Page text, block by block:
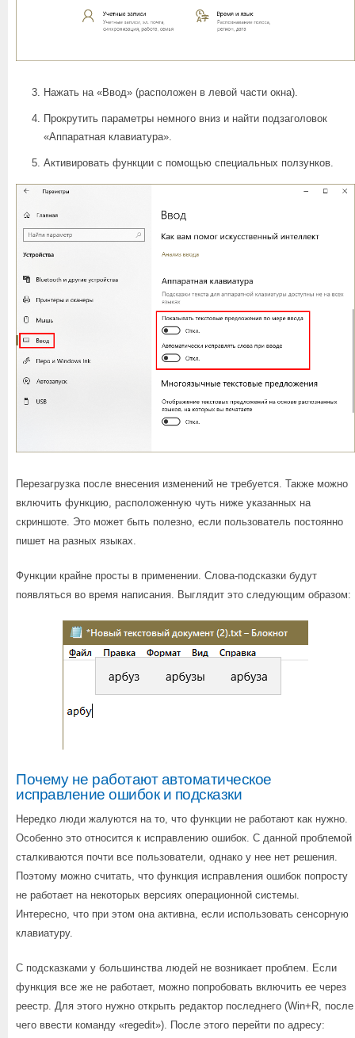
Нажать на «Ввод» (расположен в левой части окна).
Прокрутить параметры немного вниз и найти подзаголовок
«Аппаратная клавиатура».
Активировать функции с помощью специальных ползунков.
Перезагрузка после внесения изменений не требуется. Также можно
включить функцию, расположенную чуть ниже указанных на
скриншоте. Это может быть полезно, если пользователь постоянно
пишет на разных языках.
Функции крайне просты в применении. Слова-подсказки будут
появляться во время написания. Выглядит это следующим образом:
Почему не работают автоматическое
исправление ошибок и подсказки
Нередко люди жалуются на то, что функции не работают как нужно.
Особенно это относится к исправлению ошибок. С данной проблемой
сталкиваются почти все пользователи, однако у нее нет решения.
Поэтому можно считать, что функция исправления ошибок попросту
не работает на некоторых версиях операционной системы.
Интересно, что при этом она активна, если использовать сенсорную
клавиатуру.
С подсказками у большинства людей не возникает проблем. Если
функция все же не работает, можно попробовать включить ее через
реестр. Для этого нужно открыть редактор последнего (Win+R, после
чего ввести команду «regedit»). После этого перейти по адресу: